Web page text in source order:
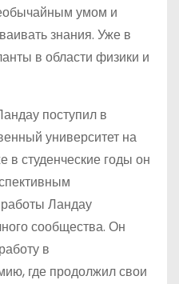
умом и
знания. Уже в
в области физики и
поступил в
университет на
в студенческие годы он
Ландау
сообщества. Он
в
где продолжил свои